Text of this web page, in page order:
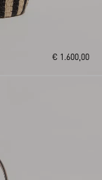
€ 1.600,00